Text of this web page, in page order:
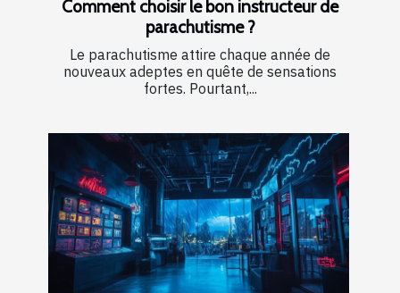
Comment choisir le bon instructeur de
parachutisme ?
Le parachutisme attire chaque année de
nouveaux adeptes en quête de sensations
fortes. Pourtant,...